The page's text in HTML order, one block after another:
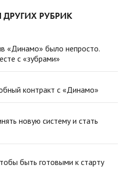
РУБРИК
«Динамо» было непросто.
с «зубрами»
контракт с «Динамо»
новую систему и стать
быть готовыми к старту